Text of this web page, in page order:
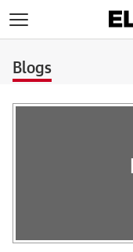
Blogs